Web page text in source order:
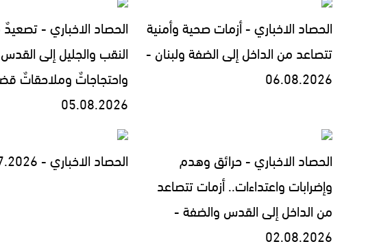
الحصاد الاخباري - أزمات صحية وأمنية
تتصاعد من الداخل إلى الضفة ولبنان -
06.08.2026
الحصاد الاخباري -
النقب والجليل إلى
واحتجاجاتٌ وملاحقاتٌ
05.08.2026
الحصاد الاخباري - حرائق وهدم
وإضرابات واعتداءات.. أزمات تتصاعد
من الداخل إلى القدس والضفة -
02.08.2026
الحصاد الاخباري - 30.07.2026